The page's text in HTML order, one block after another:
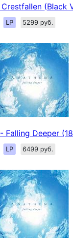
(Black
LP 5299 руб.
Falling Deeper
LP 6499 руб.